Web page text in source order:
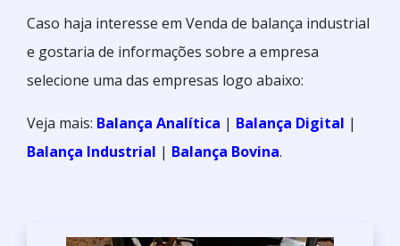
Caso haja interesse em Venda de balança industrial
e gostaria de informações sobre a empresa
selecione uma das empresas logo abaixo:
Veja mais: Balança Analítica | Balança Digital |
Balança Industrial | Balança Bovina.